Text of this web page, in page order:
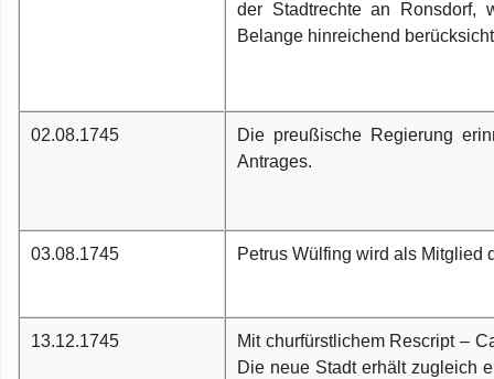
der Stadtrechte an Ronsdorf,
Belange hinreichend
02.08.1745
Die preußische Regierung
Antrages.
03.08.1745 Petrus Wülfing wird als Mitglied
13.12.1745
Mit churfürstlichem Rescript –
Die neue Stadt erhält zugleich